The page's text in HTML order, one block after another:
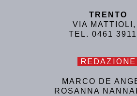
TRENTO
VIA MATTIOLI,
TEL. 0461
REDAZIONE
MARCO DE
ROSANNA